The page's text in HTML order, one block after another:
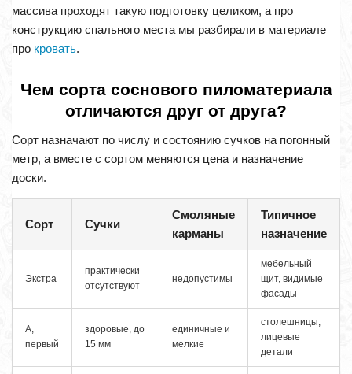
массива проходят такую подготовку целиком, а про
конструкцию спального места мы разбирали в материале
про кровать.
Чем сорта соснового пиломатериала
отличаются друг от друга?
Сорт назначают по числу и состоянию сучков на погонный
метр, а вместе с сортом меняются цена и назначение
доски.
Сорт Сучки
Смоляные
карманы
Типичное
назначение
Экстра
практически
отсутствуют
недопустимы
мебельный
щит, видимые
фасады
А,
первый
здоровые, до
15 мм
единичные и
мелкие
столешницы,
лицевые
детали